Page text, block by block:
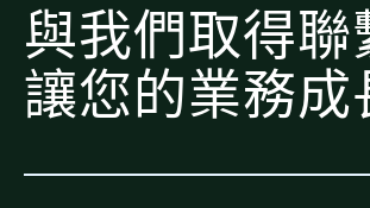
與我們取得聯
讓您的業務成